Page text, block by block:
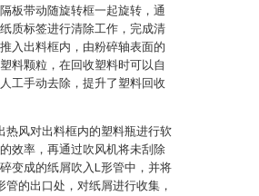
板带动随旋转框一起旋转，通
质标签进行清除工作，完成清
入出料框内，由粉碎轴表面的
料颗粒，在回收塑料时可以自
工手动去除，提升了塑料回收
热风对出料框内的塑料瓶进行软
效率，再通过吹风机将未刮除
变成的纸屑吹入L形管中，并将
的出口处，对纸屑进行收集，